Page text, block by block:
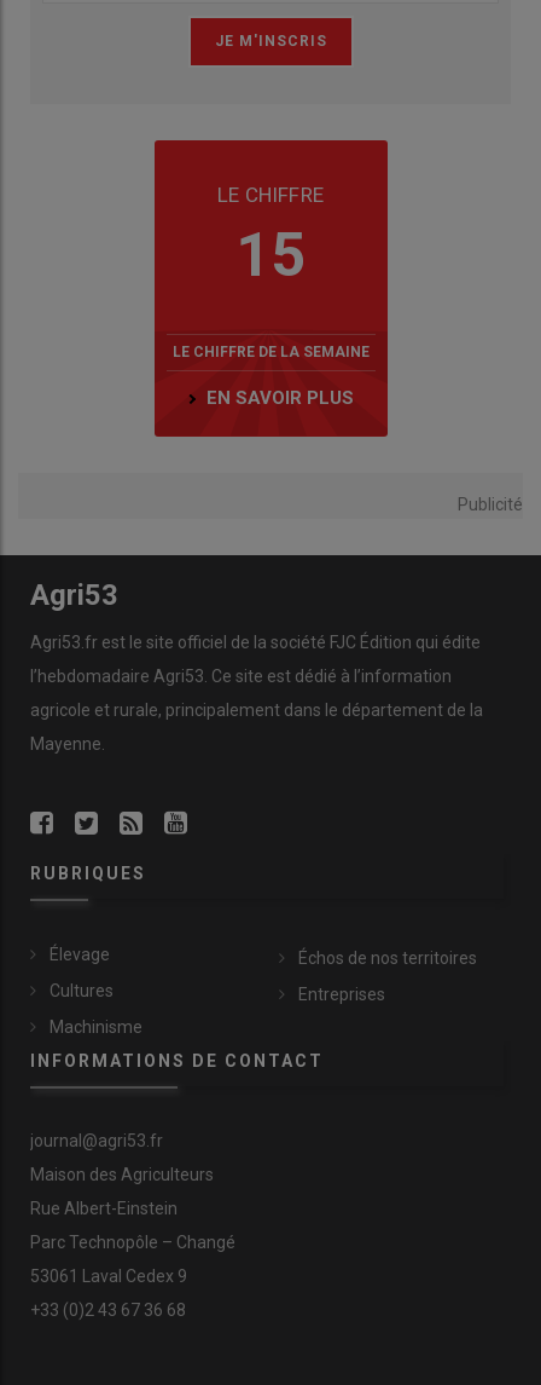
LE CHIFFRE
15
LE CHIFFRE DE LA SEMAINE
EN SAVOIR PLUS
Publicité
Agri53
Agri53.fr est le site officiel de la société FJC Édition qui édite
l’hebdomadaire Agri53. Ce site est dédié à l’information
agricole et rurale, principalement dans le département de la
Mayenne.
RUBRIQUES
Élevage
Cultures
Machinisme
Échos de nos territoires
Entreprises
INFORMATIONS DE CONTACT
journal@agri53.fr
Maison des Agriculteurs
Rue Albert-Einstein
Parc Technopôle – Changé
53061 Laval Cedex 9
+33 (0)2 43 67 36 68